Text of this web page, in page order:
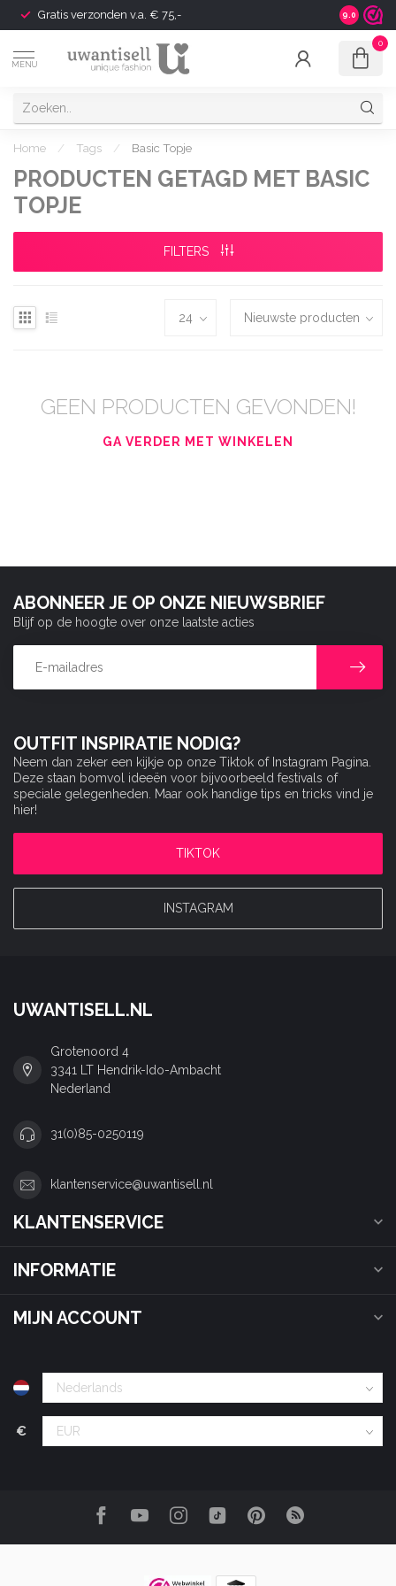
Gratis verzonden v.a. € 75,- Shipping
9.0
MENU
0
Home / Tags / Basic Topje
PRODUCTEN GETAGD MET BASIC
TOPJE
FILTERS
GEEN PRODUCTEN GEVONDEN!
GA VERDER MET WINKELEN
OUTFIT INSPIRATIE NODIG?
Neem dan zeker een kijkje op onze Tiktok of Instagram Pagina.
Deze staan bomvol ideeën voor bijvoorbeeld festivals of
speciale gelegenheden. Maar ook handige tips en tricks vind je
hier!
TIKTOK
INSTAGRAM
ABONNEER JE OP ONZE NIEUWSBRIEF
Blijf op de hoogte over onze laatste acties
UWANTISELL.NL
Grotenoord 4
3341 LT Hendrik-Ido-Ambacht
Nederland
31(0)85-0250119
klantenservice@uwantisell.nl
KLANTENSERVICE
INFORMATIE
MIJN ACCOUNT
€